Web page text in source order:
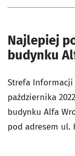
Najlepiej
budynku
Strefa Informacji
października
budynku Alfa
pod adresem ul.